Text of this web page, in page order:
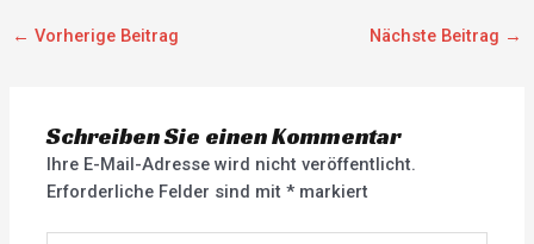
← Vorherige Beitrag Nächste Beitrag →
Schreiben Sie einen Kommentar
Ihre E-Mail-Adresse wird nicht veröffentlicht.
Erforderliche Felder sind mit* markiert